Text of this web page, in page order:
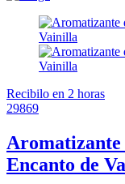
Recibilo en 2 horas
29869
Aromatizante
Encanto de